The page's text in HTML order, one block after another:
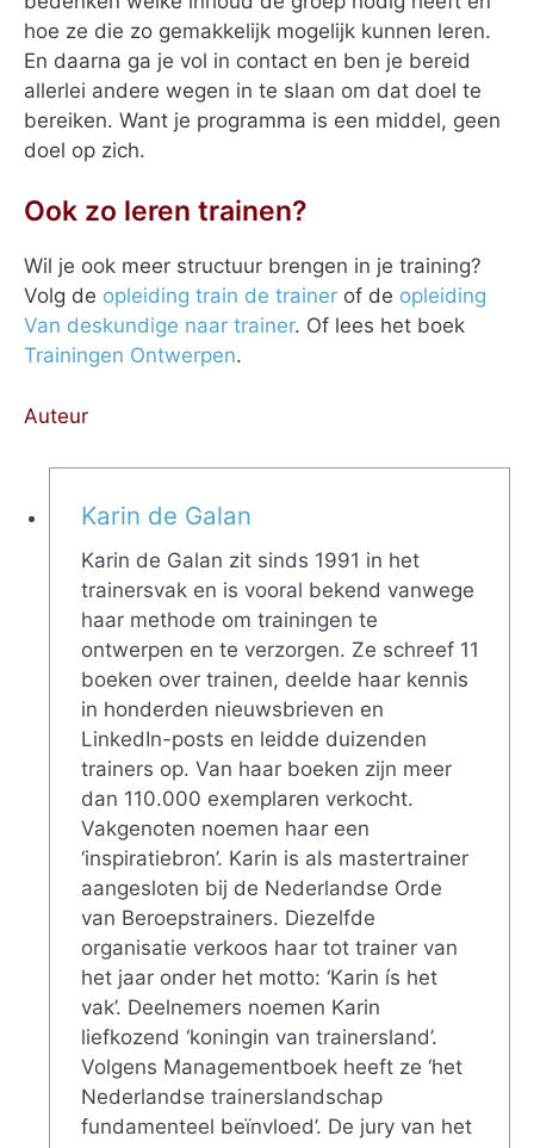
hoe ze die zo gemakkelijk mogelijk kunnen leren.
En daarna ga je vol in contact en ben je bereid
allerlei andere wegen in te slaan om dat doel te
bereiken. Want je programma is een middel, geen
doel op zich.
Ook zo leren trainen?
Wil je ook meer structuur brengen in je training?
Volg de opleiding train de trainer of de opleiding
Van deskundige naar trainer. Of lees het boek
Trainingen Ontwerpen.
Auteur
Karin de Galan
Karin de Galan zit sinds 1991 in het
trainersvak en is vooral bekend vanwege
haar methode om trainingen te
ontwerpen en te verzorgen. Ze schreef 11
boeken over trainen, deelde haar kennis
in honderden nieuwsbrieven en
LinkedIn-posts en leidde duizenden
trainers op. Van haar boeken zijn meer
dan 110.000 exemplaren verkocht.
Vakgenoten noemen haar een
‘inspiratiebron’. Karin is als mastertrainer
aangesloten bij de Nederlandse Orde
van Beroepstrainers. Diezelfde
organisatie verkoos haar tot trainer van
het jaar onder het motto: ‘Karin ís het
vak’. Deelnemers noemen Karin
liefkozend ‘koningin van trainersland’.
Volgens Managementboek heeft ze ‘het
Nederlandse trainerslandschap
fundamenteel beïnvloed’. De jury van het